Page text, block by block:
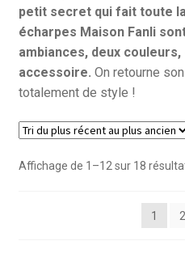
petit secret qui fait toute
écharpes Maison Fanli
ambiances, deux
accessoire. On retourne
totalement de style !
Affichage de 1–12 sur 18
1 2